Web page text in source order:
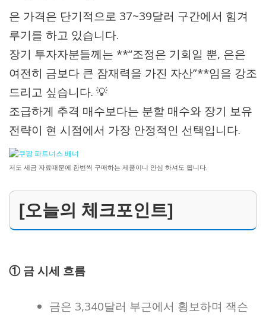
은 가격은 단기적으로 37~39달러 구간에서 힘겨
루기를 하고 있습니다.
장기 투자자분들께는 **“조정은 기회일 뿐, 은은
여전히 금보다 큰 잠재력을 가진 자산”**임을 강조
드리고 싶습니다. 💡
조급하게 추격 매수보다는 분할 매수와 장기 보유
전략이 현 시점에서 가장 안정적인 선택입니다.
저도 세금 자료때문에 한번씩 구매하는 제품이니 안심 하셔도 됩니다.
[오늘의 체크포인트]
① 금 시세 흐름
금은 3,340달러 부근에서 횡보하며 잭슨